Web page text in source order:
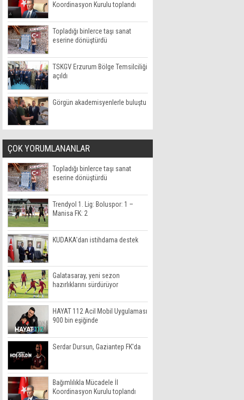
Koordinasyon Kurulu toplandı
Topladığı binlerce taşı sanat
eserine dönüştürdü
TSKGV Erzurum Bölge Temsilciliği
açıldı
Görgün akademisyenlerle buluştu
ÇOK YORUMLANANLAR
Topladığı binlerce taşı sanat
eserine dönüştürdü
Trendyol 1. Lig: Boluspor: 1 –
Manisa FK: 2
KUDAKA'dan istihdama destek
Galatasaray, yeni sezon
hazırlıklarını sürdürüyor
HAYAT 112 Acil Mobil Uygulaması
900 bin eşiğinde
Serdar Dursun, Gaziantep FK'da
Bağımlılıkla Mücadele İl
Koordinasyon Kurulu toplandı